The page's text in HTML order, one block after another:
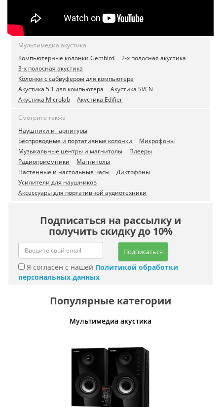
Мультимедиа акустика
Компьютерные колонки Gembird
2-х полосная акустика
3-х полосная акустика
Колонки с сабвуфером для компьютера
Акустика 5.1 для компьютера
Акустика SVEN
Акустика Microlab
Акустика Edifier
Смотрите также
Наушники и гарнитуры
Беспроводные и портативные колонки
Микрофоны
Музыкальные центры и магнитолы
Плееры
Радиоприемники
Магнитолы
Настенные и настольные часы
Диктофоны
Усилители для наушников
Аксессуары для портативной аудиотехники
Подписаться на рассылку и
получить скидку до 10%
Подписаться
Я согласен с нашей Политикой обработки
персональных данных
Популярные категории
Мультимедиа акустика